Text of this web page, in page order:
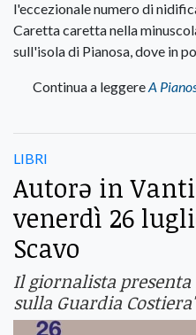
l'eccezionale numero di
Caretta caretta nella
sull'isola di Pianosa, dove in
Continua a leggereA
LIBRI
Autorə in
venerdì 26
Scavo
Il giornalista
sulla Guardia